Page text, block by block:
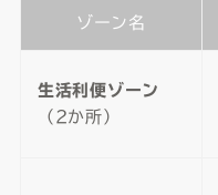
ゾーン名
生活利便ゾーン
（2か所）